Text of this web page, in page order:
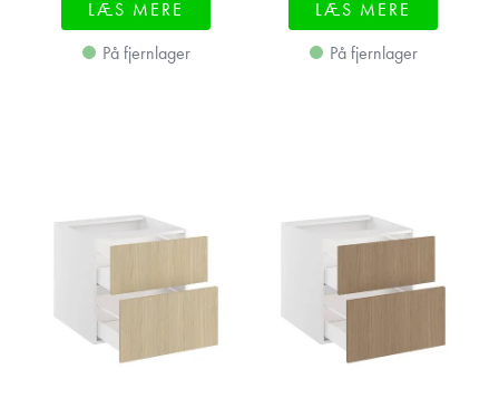
LÆS MERE
På fjernlager
LÆS MERE
På fjernlager